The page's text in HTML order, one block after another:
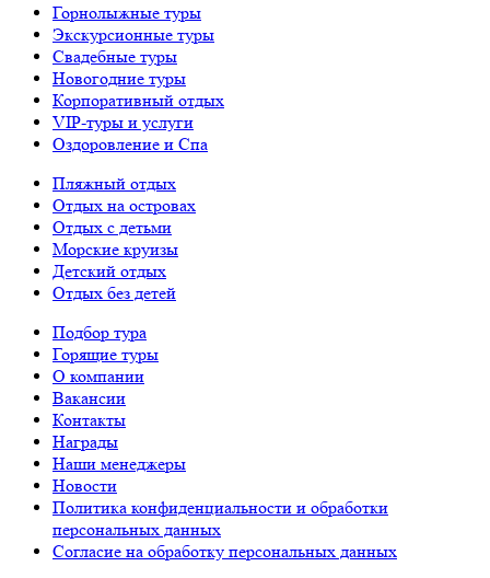
Горнолыжные туры
Экскурсионные туры
Свадебные туры
Новогодние туры
Корпоративный отдых
VIP-туры и услуги
Оздоровление и Спа
Пляжный отдых
Отдых на островах
Отдых с детьми
Морские круизы
Детский отдых
Отдых без детей
Подбор тура
Горящие туры
О компании
Вакансии
Контакты
Награды
Наши менеджеры
Новости
Политика конфиденциальности и обработки
персональных данных
Согласие на обработку персональных данных